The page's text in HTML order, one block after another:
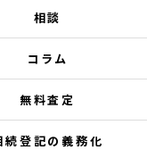
相談
コラム
無料査定
続登記の義務化